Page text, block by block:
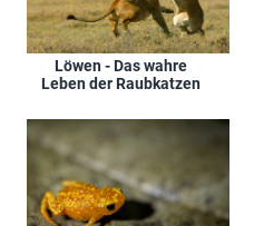
Löwen - Das wahre
Leben der Raubkatzen